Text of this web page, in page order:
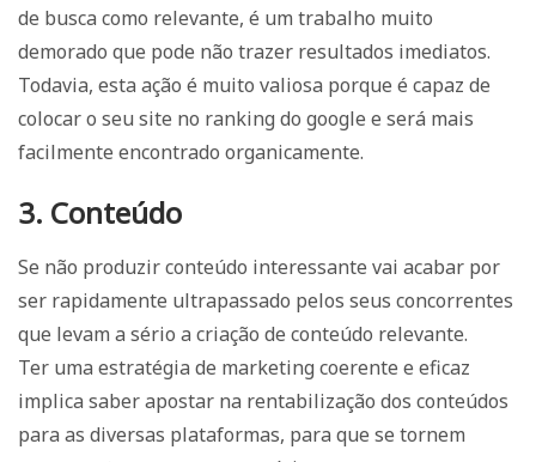
de busca como relevante, é um trabalho muito
demorado que pode não trazer resultados imediatos.
Todavia, esta ação é muito valiosa porque é capaz de
colocar o seu site no ranking do google e será mais
facilmente encontrado organicamente.
3. Conteúdo
Se não produzir conteúdo interessante vai acabar por
ser rapidamente ultrapassado pelos seus concorrentes
que levam a sério a criação de conteúdo relevante.
Ter uma estratégia de marketing coerente e eficaz
implica saber apostar na rentabilização dos conteúdos
para as diversas plataformas, para que se tornem